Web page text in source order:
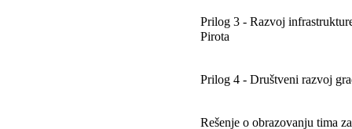
Prilog 3 - Razvoj
Pirota
Prilog 4 - Društveni razvoj
Rešenje o obrazovanju tima